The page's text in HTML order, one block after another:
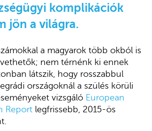
komplikációk
jön a világra.
a magyarok több okból is
nem térnénk ki ennek
látszik, hogy rosszabbul
országoknál a szülés körüli
vizsgáló European
Report legfrissebb, 2015-ös